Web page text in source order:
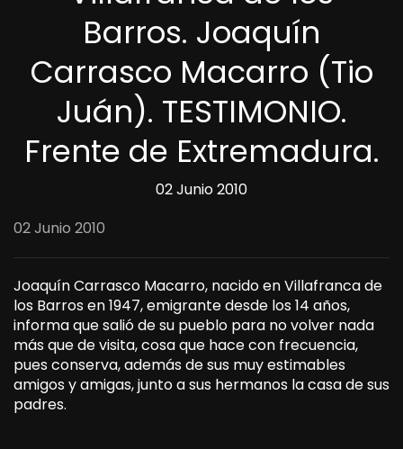
Barros. Joaquín
Carrasco Macarro (Tio
Juán). TESTIMONIO.
Frente de Extremadura.
02 Junio 2010
02 Junio 2010
Joaquín Carrasco Macarro, nacido en Villafranca de
los Barros en 1947, emigrante desde los 14 años,
informa que salió de su pueblo para no volver nada
más que de visita, cosa que hace con frecuencia,
pues conserva, además de sus muy estimables
amigos y amigas, junto a sus hermanos la casa de sus
padres.